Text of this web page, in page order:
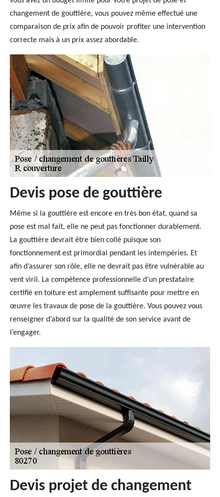
changement de gouttière, vous pouvez même effectué une
comparaison de prix afin de pouvoir profiter une intervention
correcte mais à un prix assez abordable.
Devis pose de gouttière
Même si la gouttière est encore en très bon état, quand sa
pose est mal fait, elle ne peut pas fonctionner durablement.
La gouttière devrait être bien collé puisque son
fonctionnement est primordial pendant les intempéries. Et
afin d’assurer son rôle, elle ne devrait pas être vulnérable au
vent viril. La compétence professionnelle d’un prestataire
certifié en toiture est amplement suffisante pour mettre en
œuvre les travaux de pose de la gouttière. Vous pouvez vous
renseigner d’abord sur la qualité de son service avant de
l’engager.
Devis projet de changement